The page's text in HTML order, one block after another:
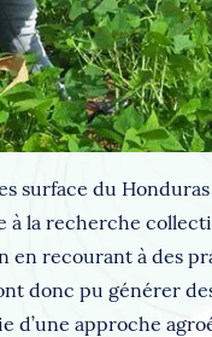
surface du
à la recherche
recourant à des
donc pu générer
d’une approche